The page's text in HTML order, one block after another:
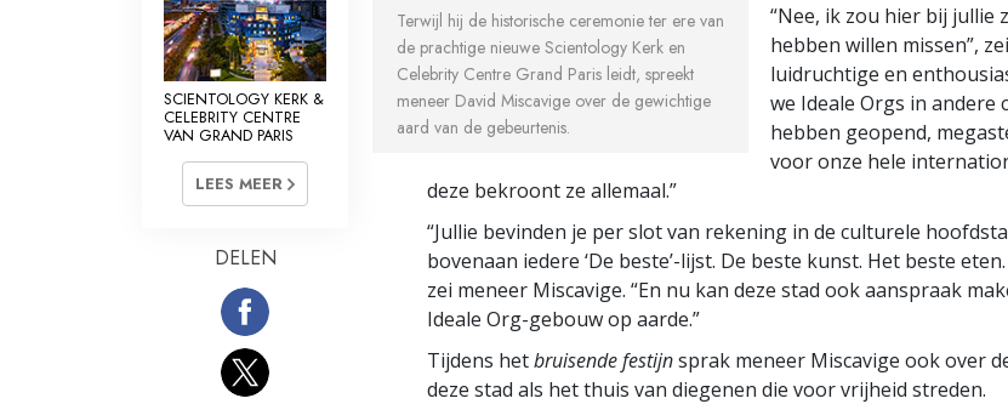
Terwijl hij de historische ceremonie ter ere van
de prachtige nieuwe Scientology Kerk en
Celebrity Centre Grand Paris leidt, spreekt
meneer David Miscavige over de gewichtige
aard van de gebeurtenis.
“Nee, ik zou hier bij jullie
hebben willen missen”,
luidruchtige en
we Ideale Orgs in andere
hebben geopend,
voor onze hele
deze bekroont ze allemaal.”
“Jullie bevinden je per slot van rekening in de culturele
bovenaan iedere ‘De beste’-lijst. De beste kunst. Het beste
zei meneer Miscavige. “En nu kan deze stad ook aanspraak
Ideale Org-gebouw op aarde.”
Tijdens hetbruisende festijnsprak meneer Miscavige ook over
deze stad als het thuis van diegenen die voor vrijheid streden.
SCIENTOLOGY KERK &
CELEBRITY CENTRE
VAN GRAND PARIS
LEES MEER
DELEN